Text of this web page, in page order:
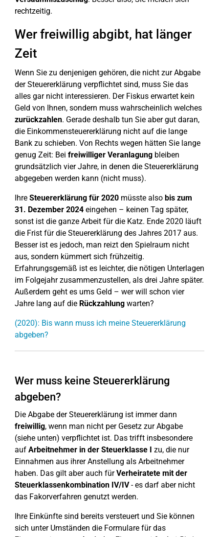
rechtzeitig.
Wer freiwillig abgibt, hat länger
Zeit
Wenn Sie zu denjenigen gehören, die nicht zur Abgabe
der Steuererklärung verpflichtet sind, muss Sie das
alles gar nicht interessieren. Der Fiskus erwartet kein
Geld von Ihnen, sondern muss wahrscheinlich welches
zurückzahlen. Gerade deshalb tun Sie aber gut daran,
die Einkommensteuererklärung nicht auf die lange
Bank zu schieben. Von Rechts wegen hätten Sie lange
genug Zeit: Bei freiwilliger Veranlagung bleiben
grundsätzlich vier Jahre, in denen die Steuererklärung
abgegeben werden kann (nicht muss).
Ihre Steuererklärung für 2020 müsste also bis zum
31. Dezember 2024 eingehen – keinen Tag später,
sonst ist die ganze Arbeit für die Katz. Ende 2020 läuft
die Frist für die Steuererklärung des Jahres 2017 aus.
Besser ist es jedoch, man reizt den Spielraum nicht
aus, sondern kümmert sich frühzeitig.
Erfahrungsgemäß ist es leichter, die nötigen Unterlagen
im Folgejahr zusammenzustellen, als drei Jahre später.
Außerdem geht es ums Geld – wer will schon vier
Jahre lang auf die Rückzahlung warten?
(2020): Bis wann muss ich meine Steuererklärung
abgeben?
Wer muss keine Steuererklärung
abgeben?
Die Abgabe der Steuererklärung ist immer dann
freiwillig, wenn man nicht per Gesetz zur Abgabe
(siehe unten) verpflichtet ist. Das trifft insbesondere
auf Arbeitnehmer in der Steuerklasse I
zu, die nur
Einnahmen aus ihrer Anstellung als Arbeitnehmer
haben. Das gilt aber auch fürVerheiratete mit der
Steuerklassenkombination IV/IV- es darf aber nicht
das Fakorverfahren genutzt werden.
Ihre Einkünfte sind bereits versteuert und Sie können
sich unter Umständen die Formulare für das